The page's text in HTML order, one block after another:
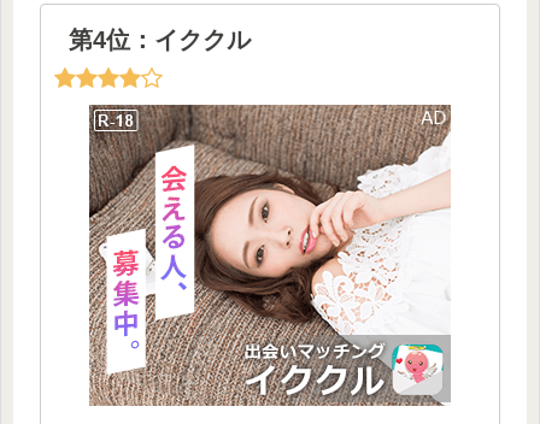
第4位：イククル